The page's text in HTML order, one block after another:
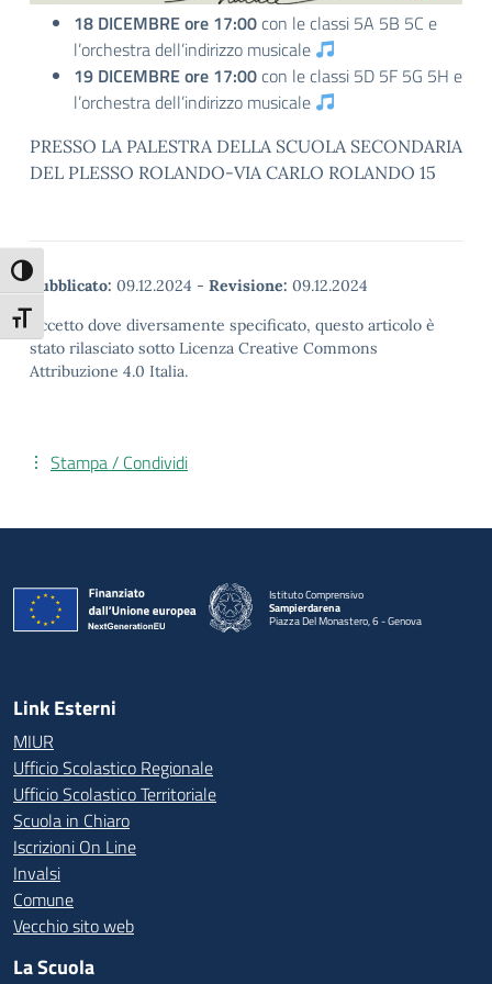
Attiva/disattiva alto contrasto
Attiva/disattiva dimensione testo
18 DICEMBRE ore 17:00 con le classi 5A 5B 5C e
l’orchestra dell’indirizzo musicale
19 DICEMBRE ore 17:00 con le classi 5D 5F 5G 5H e
l’orchestra dell’indirizzo musicale
PRESSO LA PALESTRA DELLA SCUOLA SECONDARIA
DEL PLESSO ROLANDO-VIA CARLO ROLANDO 15
Pubblicato: 09.12.2024 - Revisione: 09.12.2024
Eccetto dove diversamente specificato, questo articolo è
stato rilasciato sotto Licenza Creative Commons
Attribuzione 4.0 Italia.
Stampa / Condividi
Istituto Comprensivo
Sampierdarena
Piazza Del Monastero, 6 - Genova
Link Esterni
MIUR
Ufficio Scolastico Regionale
Ufficio Scolastico Territoriale
Scuola in Chiaro
Iscrizioni On Line
Invalsi
Comune
Vecchio sito web
La Scuola